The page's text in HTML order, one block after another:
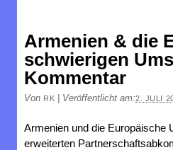
Armenien & die
schwierigen
Kommentar
Von RK Veröffentlicht am:2. JULI
Armenien und die Europäische
erweiterten